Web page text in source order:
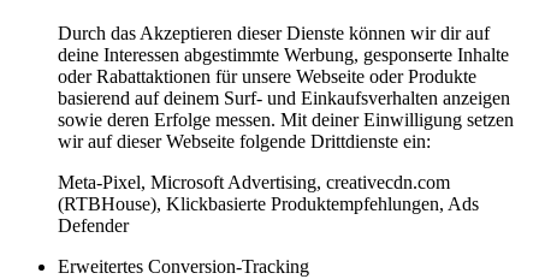
Durch das Akzeptieren dieser Dienste können wir dir auf
deine Interessen abgestimmte Werbung, gesponserte Inhalte
oder Rabattaktionen für unsere Webseite oder Produkte
basierend auf deinem Surf- und Einkaufsverhalten anzeigen
sowie deren Erfolge messen. Mit deiner Einwilligung setzen
wir auf dieser Webseite folgende Drittdienste ein:
Meta-Pixel, Microsoft Advertising, creativecdn.com
(RTBHouse), Klickbasierte Produktempfehlungen, Ads
Defender
Erweitertes Conversion-Tracking